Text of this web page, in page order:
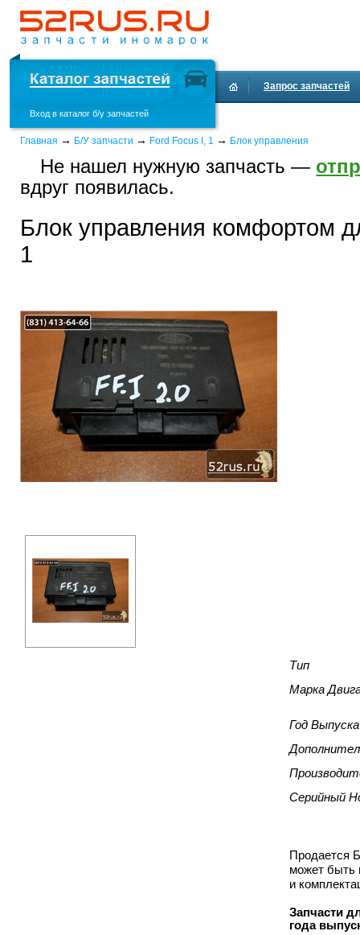
Вход в каталог б/у запчастей
Запрос запчастей
Главная → Б/У запчасти → Ford Focus I, 1 → Блок управления
Не нашел нужную запчасть —
вдруг появилась.
Блок управления комфортом
1
Тип
Марка
Год Выпуска
Серийный
Продается
может быть
и
Запчасти
года